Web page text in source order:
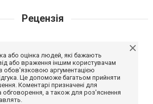
Рецензія
або оцінка людей, які бажають
або враження іншим користувачам
обов'язковою аргументацією
Це допоможе багатьом прийняти
Коментарі призначені для
обговорення, а також для роз'яснення